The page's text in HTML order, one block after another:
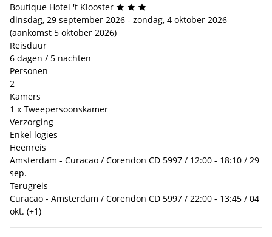
Boutique Hotel 't Klooster
dinsdag, 29 september 2026 - zondag, 4 oktober 2026
(aankomst 5 oktober 2026)
Reisduur
6 dagen / 5 nachten
Personen
2
Kamers
1 x Tweepersoonskamer
Verzorging
Enkel logies
Heenreis
Amsterdam - Curacao / Corendon CD 5997 / 12:00 - 18:10 / 29
sep.
Terugreis
Curacao - Amsterdam / Corendon CD 5997 / 22:00 - 13:45 / 04
okt. (+1)